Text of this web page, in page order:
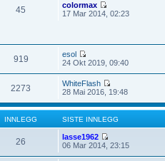
45
colormax
17 Mar 2014, 02:23
919
esol
24 Okt 2019, 09:40
2273
WhiteFlash
28 Mai 2016, 19:48
INNLEGG SISTE INNLEGG
26
lasse1962
06 Mar 2014, 23:15